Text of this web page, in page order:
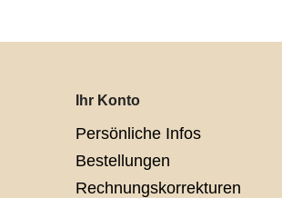
Ihr Konto
Persönliche Infos
Bestellungen
Rechnungskorrekturen